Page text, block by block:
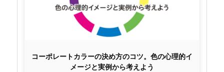
コーポレートカラーの決め方のコツ。色の心理的イ
メージと実例から考えよう